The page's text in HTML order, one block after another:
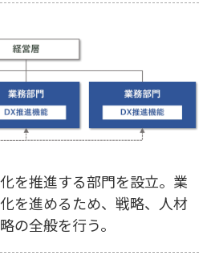
を推進する部門を設立。業
を進めるため、戦略、人材
の全般を行う。